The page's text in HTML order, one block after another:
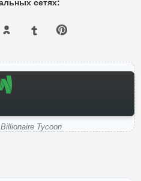
сетях:
Tycoon